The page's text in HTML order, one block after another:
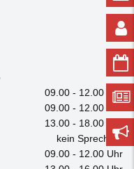
09.00 - 12.00 Uhr
09.00 - 12.00 Uhr
13.00 - 18.00 Uhr
kein Sprechtag
09.00 - 12.00 Uhr